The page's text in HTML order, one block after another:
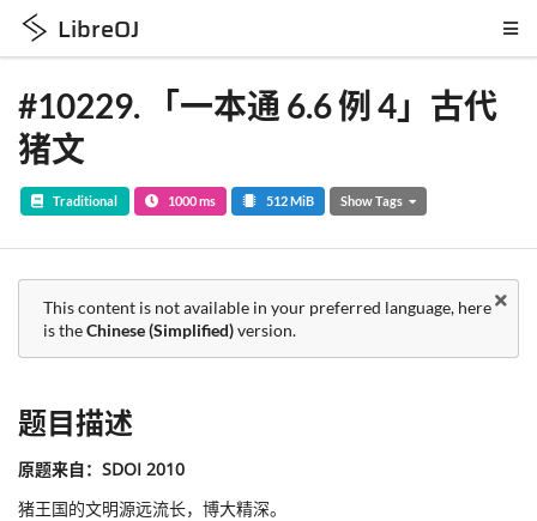
LibreOJ
#10229.
「一本通 6.6 例 4」古代
猪文
Traditional 1000 ms 512 MiB Show Tags
This content is not available in your preferred language, here
is theChinese (Simplified)version.
题目描述
原题来自：SDOI 2010
猪王国的文明源远流长，博大精深。